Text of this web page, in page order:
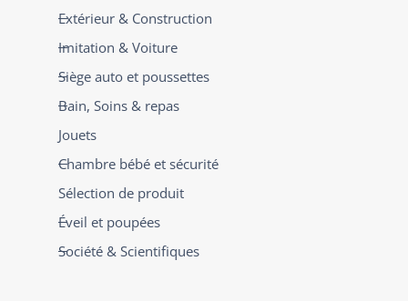
Extérieur & Construction
Imitation & Voiture
Siège auto et poussettes
Bain, Soins & repas
Jouets
Chambre bébé et sécurité
Sélection de produit
Éveil et poupées
Société & Scientifiques